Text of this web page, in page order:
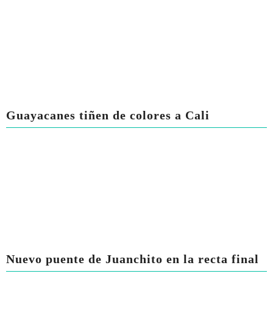
Guayacanes tiñen de colores a Cali
Nuevo puente de Juanchito en la recta final